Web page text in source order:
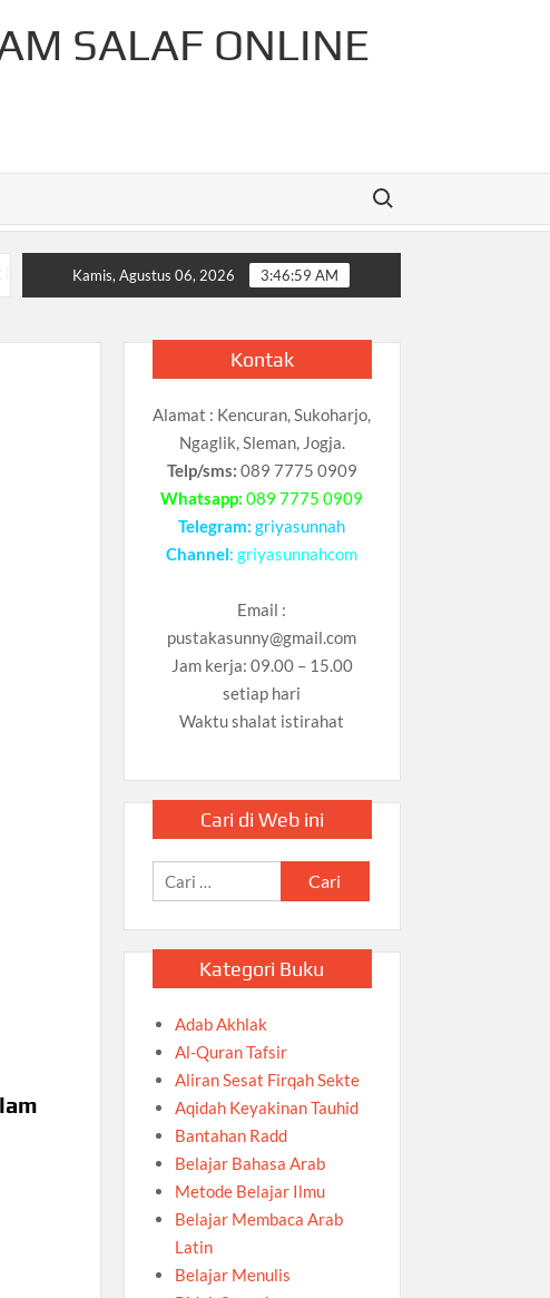
SALAF ONLINE
Search for:
Ar-Rahman Cahaya Tauhid Press
Kamis, Agustus 06, 2026 3:47:00 AM
Kontak
Alamat : Kencuran, Sukoharjo,
Ngaglik, Sleman, Jogja.
Telp/sms: 089 7775 0909
Whatsapp: 089 7775 0909
Telegram:griyasunnah
Channel:griyasunnahcom
Email :
pustakasunny@gmail.com
Jam kerja: 09.00 – 15.00
setiap hari
Waktu shalat istirahat
Cari di Web ini
Cari
untuk:
Kategori Buku
Adab Akhlak
Al-Quran Tafsir
Aliran Sesat Firqah Sekte
Aqidah Keyakinan Tauhid
Bantahan Radd
Belajar Bahasa Arab
Metode Belajar Ilmu
Belajar Membaca Arab
Latin
Belajar Menulis